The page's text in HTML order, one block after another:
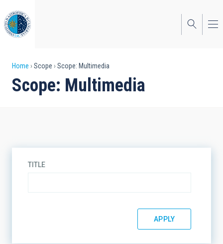
to
main
content
Breadcrumb
Home Scope Scope: Multimedia
Scope: Multimedia
TITLE